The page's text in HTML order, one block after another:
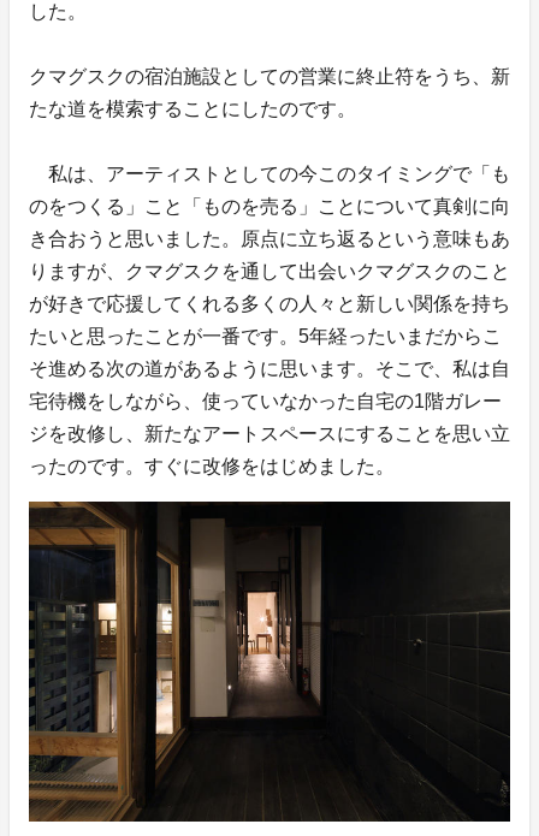
した。
クマグスクの宿泊施設としての営業に終止符をうち、新
たな道を模索することにしたのです。
私は、アーティストとしての今このタイミングで「も
のをつくる」こと「ものを売る」ことについて真剣に向
き合おうと思いました。原点に立ち返るという意味もあ
りますが、クマグスクを通して出会いクマグスクのこと
が好きで応援してくれる多くの人々と新しい関係を持ち
たいと思ったことが一番です。5年経ったいまだからこ
そ進める次の道があるように思います。そこで、私は自
宅待機をしながら、使っていなかった自宅の1階ガレー
ジを改修し、新たなアートスペースにすることを思い立
ったのです。すぐに改修をはじめました。